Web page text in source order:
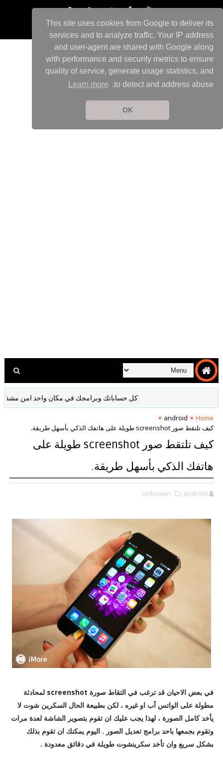
This site uses cookies from Google to deliver its
services and to analyze traffic. Your IP address
and user-agent are shared with Google along
with performance and security metrics to ensure
quality of service, generate usage statistics, and
to detect and address abuse.
Learn more
OK
كل حساباتك وبرامجك في مكان واحد امن مشفر لا داعي
Home
android
كيف تلتقط صور screenshot طويلة على هاتفك الذكي بأسهل طريقة.
كيف تلتقط صور screenshot طويلة على
هاتفك الذكي بأسهل طريقة.
Unknown ,android
في بعض الاحيان قد ترغب في التقاط صورة screenshot لمحادثة
مطولة على الواتس آب او غيره ، لكن بطبيعة الحال السكرين شوت لا
يأخد كامل الصورة ، لهذا يجب عليك ان تقوم بتصوير الشاشة لعدة مرات
وتقوم بجمعها باحد برامج تعديل الصور . اليوم يمكنك ان تقوم بذلك
بشكل سريع وان تأخد سكرينشوت طويلة في دقائق معدودة .